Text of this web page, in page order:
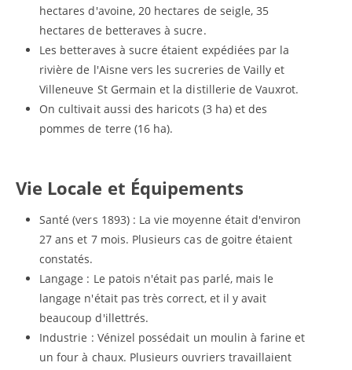
hectares d'avoine, 20 hectares de seigle, 35
hectares de betteraves à sucre.
Les betteraves à sucre étaient expédiées par la
rivière de l'Aisne vers les sucreries de Vailly et
Villeneuve St Germain et la distillerie de Vauxrot.
On cultivait aussi des haricots (3 ha) et des
pommes de terre (16 ha).
Vie Locale et Équipements
Santé (vers 1893) : La vie moyenne était d'environ
27 ans et 7 mois. Plusieurs cas de goitre étaient
constatés.
Langage : Le patois n'était pas parlé, mais le
langage n'était pas très correct, et il y avait
beaucoup d'illettrés.
Industrie : Vénizel possédait un moulin à farine et
un four à chaux. Plusieurs ouvriers travaillaient